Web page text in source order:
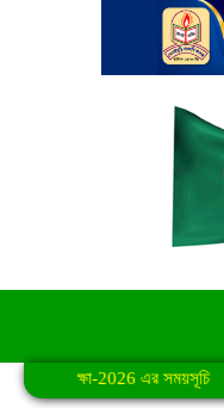
পরীক্ষা-2026 এর সময়সূচি||